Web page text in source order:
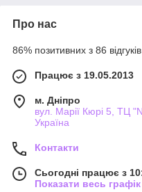
Про нас
86% позитивних з 86 відгуків
Працює з 19.05.2013
м. Дніпро
вул. Марії Кюрі 5, ТЦ
Україна
Контакти
Сьогодні працює з
Показати весь